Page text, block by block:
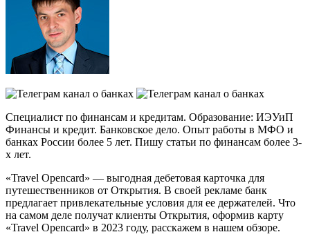
Специалист по финансам и кредитам. Образование: ИЭУиП
Финансы и кредит. Банковское дело. Опыт работы в МФО и
банках России более 5 лет. Пишу статьи по финансам более 3-
х лет.
«Travel Opencard» — выгодная дебетовая карточка для
путешественников от Открытия. В своей рекламе банк
предлагает привлекательные условия для ее держателей. Что
на самом деле получат клиенты Открытия, оформив карту
«Travel Opencard» в 2023 году, расскажем в нашем обзоре.